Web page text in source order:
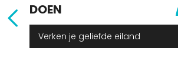
DOEN
Verken je geliefde eiland